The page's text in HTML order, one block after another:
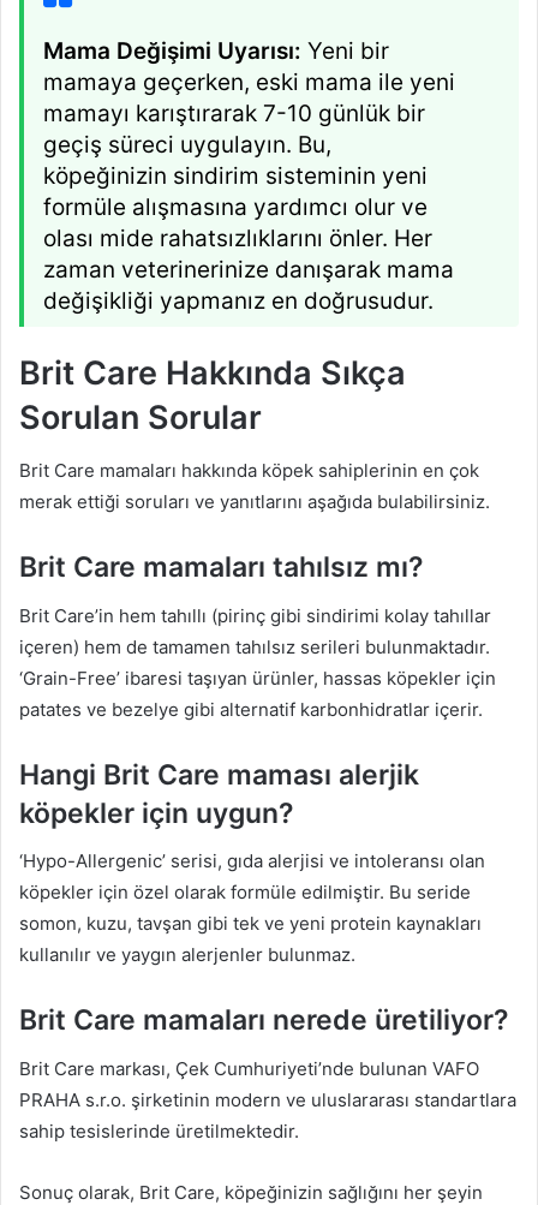
Mama Değişimi Uyarısı: Yeni bir
mamaya geçerken, eski mama ile yeni
mamayı karıştırarak 7-10 günlük bir
geçiş süreci uygulayın. Bu,
köpeğinizin sindirim sisteminin yeni
formüle alışmasına yardımcı olur ve
olası mide rahatsızlıklarını önler. Her
zaman veterinerinize danışarak mama
değişikliği yapmanız en doğrusudur.
Brit Care Hakkında Sıkça
Sorulan Sorular
Brit Care mamaları hakkında köpek sahiplerinin en çok
merak ettiği soruları ve yanıtlarını aşağıda bulabilirsiniz.
Brit Care mamaları tahılsız mı?
Brit Care’in hem tahıllı (pirinç gibi sindirimi kolay tahıllar
içeren) hem de tamamen tahılsız serileri bulunmaktadır.
‘Grain-Free’ ibaresi taşıyan ürünler, hassas köpekler için
patates ve bezelye gibi alternatif karbonhidratlar içerir.
Hangi Brit Care maması alerjik
köpekler için uygun?
‘Hypo-Allergenic’ serisi, gıda alerjisi ve intoleransı olan
köpekler için özel olarak formüle edilmiştir. Bu seride
somon, kuzu, tavşan gibi tek ve yeni protein kaynakları
kullanılır ve yaygın alerjenler bulunmaz.
Brit Care mamaları nerede üretiliyor?
Brit Care markası, Çek Cumhuriyeti’nde bulunan VAFO
PRAHA s.r.o. şirketinin modern ve uluslararası standartlara
sahip tesislerinde üretilmektedir.
Sonuç olarak, Brit Care, köpeğinizin sağlığını her şeyin